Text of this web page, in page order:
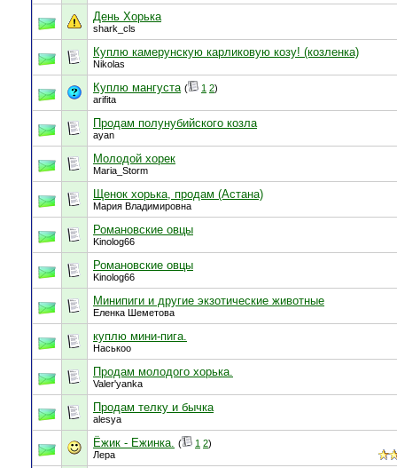
День Хорька
shark_cls
Куплю камерунскую карликовую козу! (козленка)
Nikolas
Куплю мангуста ( 1 2)
arifita
Продам полунубийского козла
ayan
Молодой хорек
Maria_Storm
Щенок хорька, продам (Астана)
Мария Владимировна
Романовские овцы
Kinolog66
Романовские овцы
Kinolog66
Минипиги и другие экзотические животные
Еленка Шеметова
куплю мини-пига.
Наськоо
Продам молодого хорька.
Valer'yanka
Продам телку и бычка
alesya
Ёжик - Ежинка. ( 1 2)
Лера